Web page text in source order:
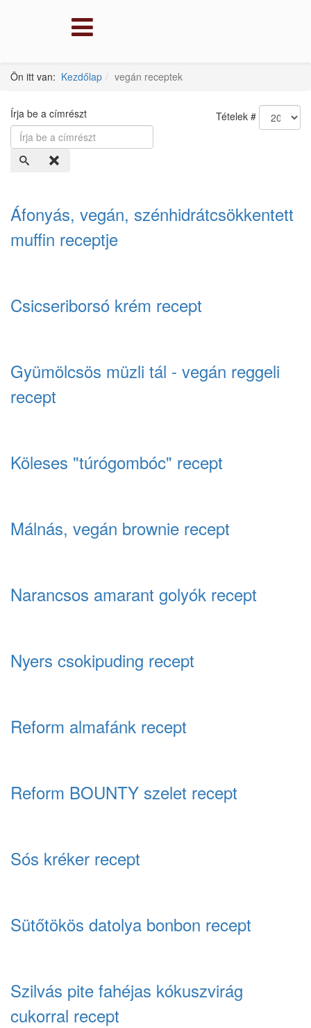
Ön itt van: Kezdőlap vegán receptek
Írja be a címrészt Tételek #
Áfonyás, vegán, szénhidrátcsökkentett
muffin receptje
Csicseriborsó krém recept
Gyümölcsös müzli tál - vegán reggeli
recept
Köleses "túrógombóc" recept
Málnás, vegán brownie recept
Narancsos amarant golyók recept
Nyers csokipuding recept
Reform almafánk recept
Reform BOUNTY szelet recept
Sós kréker recept
Sütőtökös datolya bonbon recept
Szilvás pite fahéjas kókuszvirág
cukorral recept